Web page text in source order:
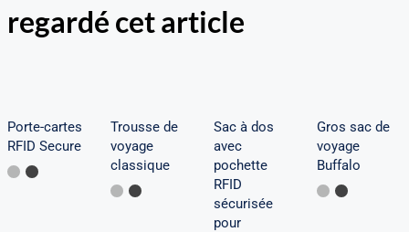
regardé cet article
Porte-
Secure
Porte-cartes
RFID Secure
classique
Trousse de
voyage
classique
pochette
ordinateur
portable
de 15,6
po
Sac à dos
avec
pochette
RFID
sécurisée
pour
Buffalo
Gros sac de
voyage
Buffalo